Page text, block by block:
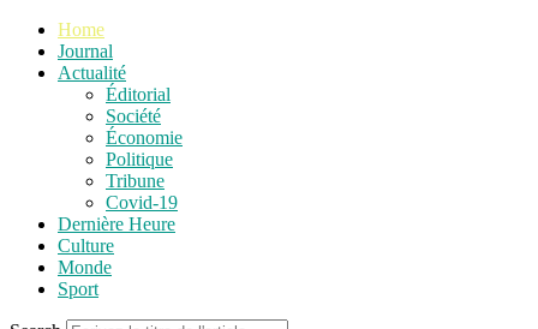
Home
Journal
Actualité
Éditorial
Société
Économie
Politique
Tribune
Covid-19
Dernière Heure
Culture
Monde
Sport